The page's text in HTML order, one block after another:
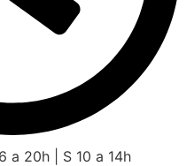
a 20h | S 10 a 14h